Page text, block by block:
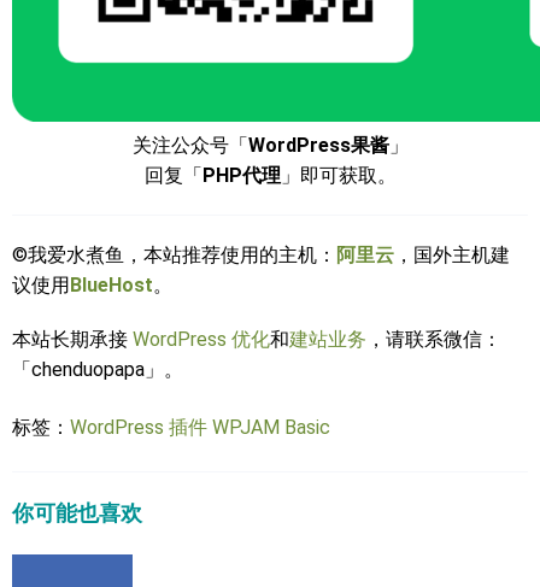
关注公众号「WordPress果酱」
回复「PHP代理 」即可获取。
©我爱水煮鱼，本站推荐使用的主机： 阿里云 ，国外主机建
议使用BlueHost。
本站长期承接 WordPress 优化和建站业务 ，请联系微信：
「chenduopapa」。
标签： WordPress 插件 WPJAM Basic
你可能也喜欢